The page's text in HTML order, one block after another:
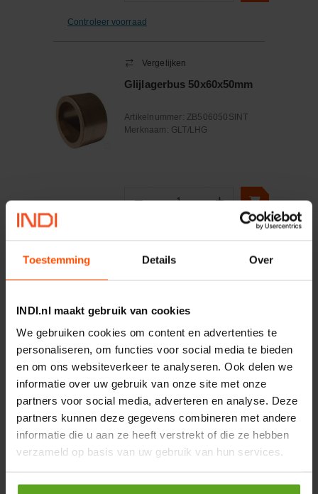
Toestemming Details Over
INDI.nl maakt gebruik van cookies
We gebruiken cookies om content en advertenties te
personaliseren, om functies voor social media te bieden
en om ons websiteverkeer te analyseren. Ook delen we
informatie over uw gebruik van onze site met onze
partners voor social media, adverteren en analyse. Deze
partners kunnen deze gegevens combineren met andere
informatie die u aan ze heeft verstrekt of die ze hebben
verzameld op basis van uw gebruik van hun services.
Controleer voorraad
Vergelijken
Glijlagerbus 50x60x50mm
Artikelnummer: ZB506050SINT
Merknaam: GLT/LHG
− +
Artikelnummer: ZB222820SINT
− Aantal +
Controleer voorraad